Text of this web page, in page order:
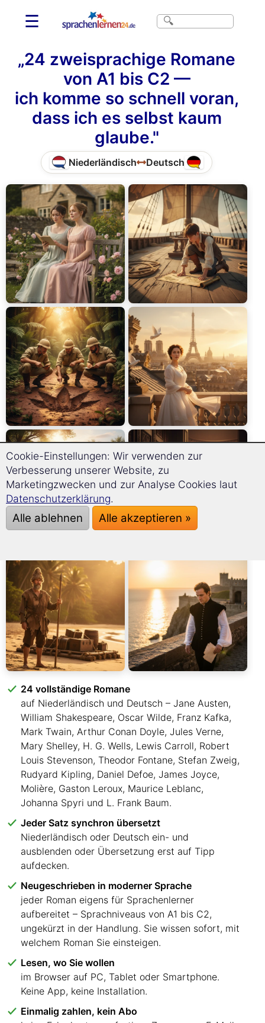
☰
„24 zweisprachige Romane
von A1 bis C2 —
ich komme so schnell voran,
dass ich es selbst kaum
glaube."
Niederländisch Deutsch
24 vollständige Romane
auf Niederländisch und Deutsch – Jane Austen,
William Shakespeare, Oscar Wilde, Franz Kafka,
Mark Twain, Arthur Conan Doyle, Jules Verne,
Mary Shelley, H. G. Wells, Lewis Carroll, Robert
Louis Stevenson, Theodor Fontane, Stefan Zweig,
Rudyard Kipling, Daniel Defoe, James Joyce,
Molière, Gaston Leroux, Maurice Leblanc,
Johanna Spyri und L. Frank Baum.
Jeder Satz synchron übersetzt
Niederländisch oder Deutsch ein- und
ausblenden oder Übersetzung erst auf Tipp
aufdecken.
Neugeschrieben in moderner Sprache
jeder Roman eigens für Sprachenlerner
aufbereitet – Sprachniveaus von A1 bis C2,
ungekürzt in der Handlung. Sie wissen sofort, mit
welchem Roman Sie einsteigen.
Lesen, wo Sie wollen
im Browser auf PC, Tablet oder Smartphone.
Keine App, keine Installation.
Einmalig zahlen, kein Abo
Cookie-Einstellungen: Wir verwenden zur
Verbesserung unserer Website, zu
Marketingzwecken und zur Analyse Cookies laut
Datenschutzerklärung.
Alle ablehnen Alle akzeptieren »